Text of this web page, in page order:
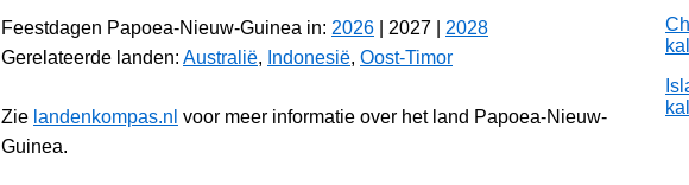
Feestdagen Papoea-Nieuw-Guinea in: 2026 | 2027 | 2028
Gerelateerde landen: Australië, Indonesië, Oost-Timor
Zie landenkompas.nl voor meer informatie over het land Papoea-Nieuw-
Guinea.